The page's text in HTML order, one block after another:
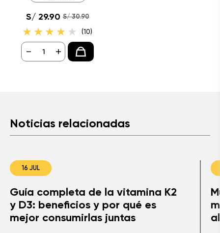
S/ 29.90 S/ 30.90
(10)
- +
Noticias relacionadas
Guía completa de la vitamina K2
y D3: beneficios y por qué es
mejor consumirlas juntas
16 JUL